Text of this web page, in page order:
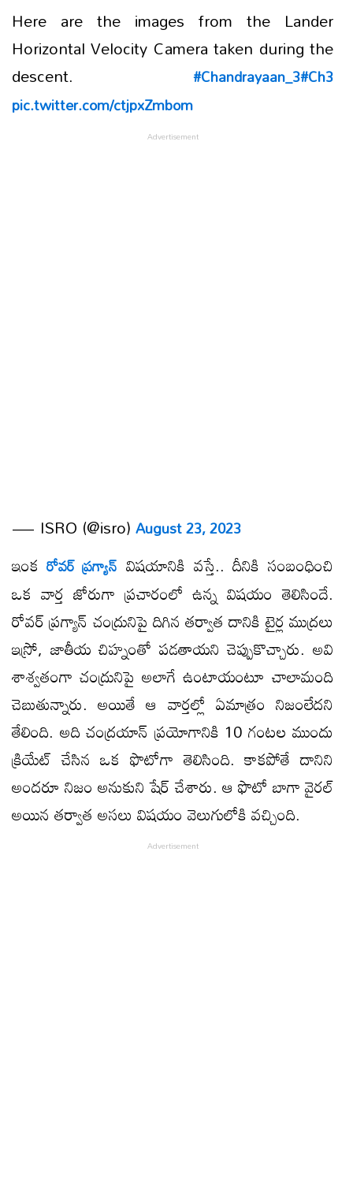
Here are the images from the Lander
Horizontal Velocity Camera taken during the
descent. #Chandrayaan_3#Ch3
pic.twitter.com/ctjpxZmbom
— ISRO (@isro)August 23, 2023
ఇంక రోవర్ ప్రగ్యాన్ విషయానికి వస్తే.. దీనికి సంబంధించి
ఒక వార్త జోరుగా ప్రచారంలో ఉన్న విషయం తెలిసిందే.
రోవర్ ప్రగ్యాన్ చంద్రునిపై దిగిన తర్వాత దానికి టైర్ల ముద్రలు
ఇస్రో, జాతీయ చిహ్నంతో పడతాయని చెప్పుకొచ్చారు. అవి
శాశ్వతంగా చంద్రునిపై అలాగే ఉంటాయంటూ చాలామంది
చెబుతున్నారు. అయితే ఆ వార్తల్లో ఏమాత్రం నిజంలేదని
తేలింది. అది చంద్రయాన్ ప్రయోగానికి 10 గంటల ముందు
క్రియేట్ చేసిన ఒక ఫొటోగా తెలిసింది. కాకపోతే దానిని
అందరూ నిజం అనుకుని షేర్ చేశారు. ఆ ఫొటో బాగా వైరల్
అయిన తర్వాత అసలు విషయం వెలుగులోకి వచ్చింది.